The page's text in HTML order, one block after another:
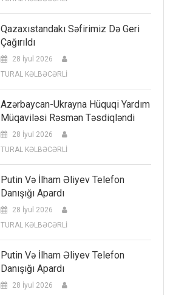
Qazaxıstandakı Səfirimiz Də Geri
Çağırıldı
28 İyul 2026
TURAL KƏLBƏCƏRLİ
Azərbaycan-Ukrayna Hüquqi Yardım
Müqaviləsi Rəsmən Təsdiqləndi
28 İyul 2026
TURAL KƏLBƏCƏRLİ
Putin Və İlham Əliyev Telefon
Danışığı Apardı
28 İyul 2026
TURAL KƏLBƏCƏRLİ
Putin Və İlham Əliyev Telefon
Danışığı Apardı
28 İyul 2026